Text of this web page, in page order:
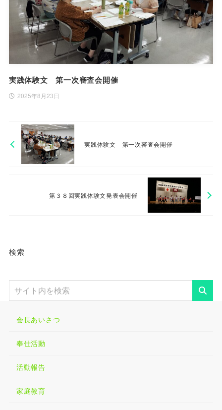
実践体験文 第一次審査会開催
2025年8月23日
実践体験文 第一次審査会開催
第３８回実践体験文発表会開催
検索
会長あいさつ
奉仕活動
活動報告
家庭教育